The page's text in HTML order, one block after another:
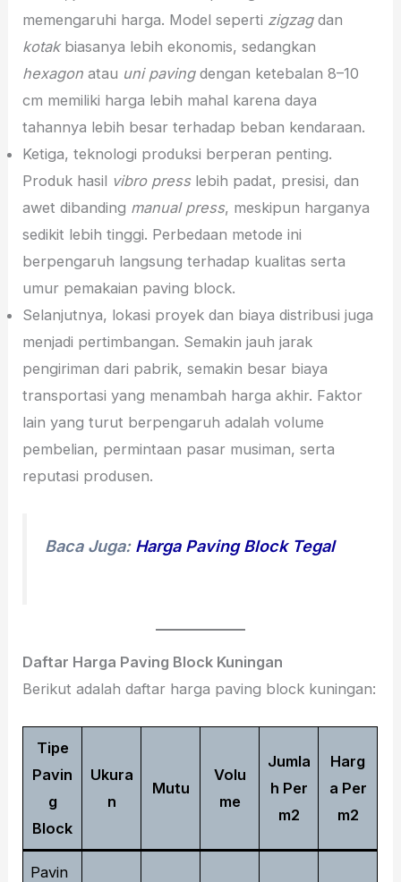
memengaruhi harga. Model seperti zigzagdan
kotakbiasanya lebih ekonomis, sedangkan
hexagon atau uni pavingdengan ketebalan 8–10
cm memiliki harga lebih mahal karena daya
tahannya lebih besar terhadap beban kendaraan.
Ketiga, teknologi produksi berperan penting.
Produk hasil vibro presslebih padat, presisi, dan
awet dibanding manual press, meskipun harganya
sedikit lebih tinggi. Perbedaan metode ini
berpengaruh langsung terhadap kualitas serta
umur pemakaian paving block.
Selanjutnya, lokasi proyek dan biaya distribusi juga
menjadi pertimbangan. Semakin jauh jarak
pengiriman dari pabrik, semakin besar biaya
transportasi yang menambah harga akhir. Faktor
lain yang turut berpengaruh adalah volume
pembelian, permintaan pasar musiman, serta
reputasi produsen.
Baca Juga: Harga Paving Block Tegal
Daftar Harga Paving Block Kuningan
Berikut adalah daftar harga paving block kuningan:
Tipe
Pavin
g
Block
Ukura
n
Mutu
Volu
me
Jumla
h Per
m2
Harg
a Per
m2
Pavin